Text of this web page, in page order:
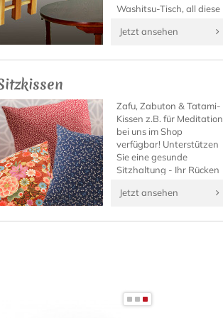
Washitsu-Tisch, all diese
finden Sie in dieser Rubrik
Jetzt ansehen
Zafu, Zabuton & Tatami-
Kissen z.B. für Meditation
bei uns im Shop
verfügbar! Unterstützen
Sie eine gesunde
Sitzhaltung - Ihr Rücken
Jetzt ansehen